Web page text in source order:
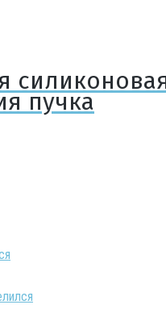
пучка